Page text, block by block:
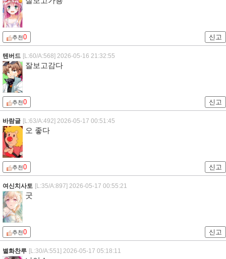
추천0 신고
텐버드 [L:60/A:568] 2026-05-16 21:32:55
잘보고감다
추천0 신고
바람글 [L:63/A:492] 2026-05-17 00:51:45
오 좋다
추천0 신고
여신치사토 [L:35/A:897] 2026-05-17 00:55:21
굿
추천0 신고
별화찬루 [L:30/A:551] 2026-05-17 05:18:11